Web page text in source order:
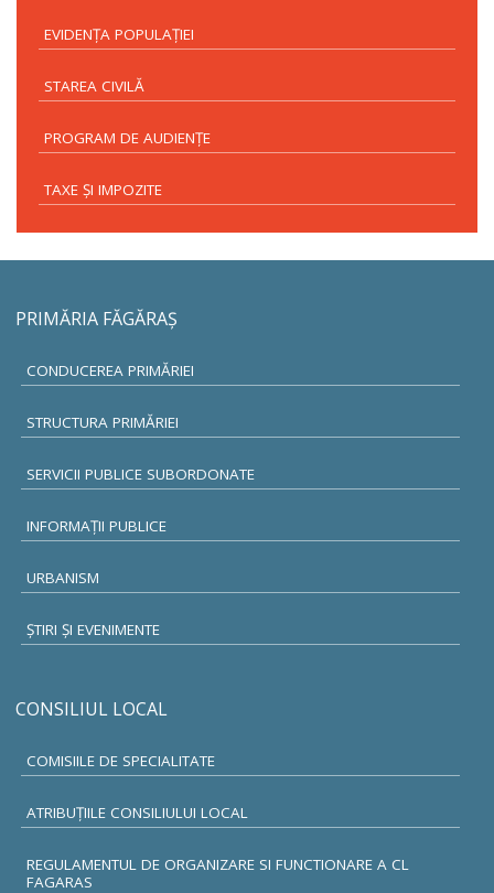
EVIDENŢA POPULAŢIEI
STAREA CIVILĂ
PROGRAM DE AUDIENŢE
TAXE ŞI IMPOZITE
PRIMĂRIA FĂGĂRAŞ
CONDUCEREA PRIMĂRIEI
STRUCTURA PRIMĂRIEI
SERVICII PUBLICE SUBORDONATE
INFORMAŢII PUBLICE
URBANISM
ŞTIRI ŞI EVENIMENTE
CONSILIUL LOCAL
COMISIILE DE SPECIALITATE
ATRIBUŢIILE CONSILIULUI LOCAL
REGULAMENTUL DE ORGANIZARE SI FUNCTIONARE A CL
FAGARAS